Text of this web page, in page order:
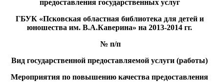
предоставления государственных услуг
ГБУК «Псковская областная библиотека для детей и
юношества им. В.А.Каверина» на 2013-2014 гг.
№ п/п
Вид государственной предоставляемой услуги (работы)
Мероприятия по повышению качества предоставления